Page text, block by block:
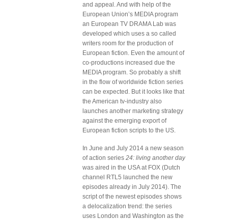
and appeal. And with help of the
European Union’s MEDIA program
an European TV DRAMA Lab was
developed which uses a so called
writers room for the production of
European fiction. Even the amount of
co-productions increased due the
MEDIA program. So probably a shift
in the flow of worldwide fiction series
can be expected. But it looks like that
the American tv-industry also
launches another marketing strategy
against the emerging export of
European fiction scripts to the US.
In June and July 2014 a new season
of action series 24: living another day
was aired in the USA at FOX (Dutch
channel RTL5 launched the new
episodes already in July 2014). The
script of the newest episodes shows
a delocalization trend: the series
uses London and Washington as the